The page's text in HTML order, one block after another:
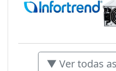
▼ Ver todas